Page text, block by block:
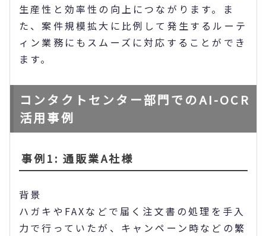
生産性と効率性の向上につながります。ま
た、案件規模拡大に比例して発生するルーテ
ィン業務にもスムーズに対応することができ
ます。
コンタクトセンター部門でのAI-OCR
活用事例
事例1: 通販業A社様
背景
ハガキやFAXなどで届く注文書の処理を手入
力で行っていたが、キャンペーン時などの繁